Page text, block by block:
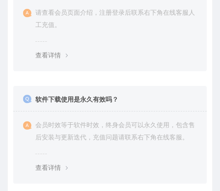
请查看会员页面介绍，注册登录后联系右下角在线客服人
工充值。
查看详情
软件下载使用是永久有效吗？
会员时效等于软件时效，终身会员可以永久使用，包含售
后安装与更新迭代，充值问题请联系右下角在线客服。
查看详情